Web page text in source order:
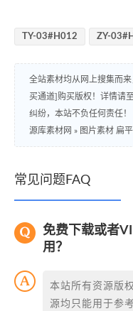
TY-03#H012 ZY-
全站素材均从网上搜集而
买通道]购买版权！详情请
纠纷，本站不负任何责任！
源库素材网 » 图片素材 扁
常见问题FAQ
免费下载或者
用？
本站所有资源版
源均只能用于参